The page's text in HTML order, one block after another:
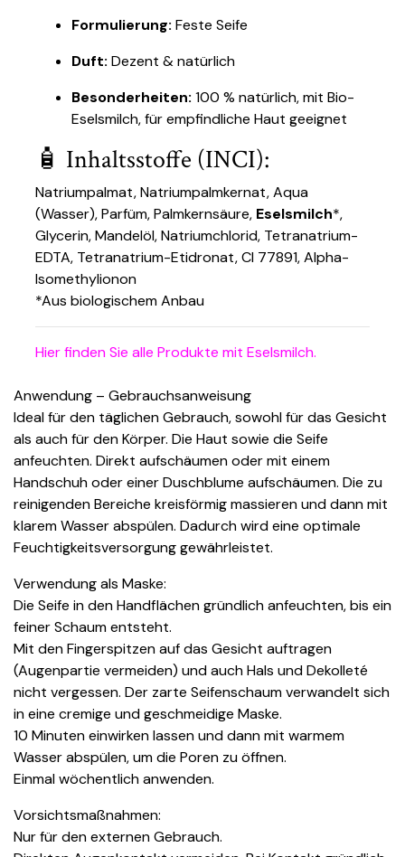
Formulierung: Feste Seife
Duft: Dezent & natürlich
Besonderheiten: 100 % natürlich, mit Bio-
Eselsmilch, für empfindliche Haut geeignet
🧴 Inhaltsstoffe (INCI):
Natriumpalmat, Natriumpalmkernat, Aqua
(Wasser), Parfüm, Palmkernsäure, Eselsmilch*,
Glycerin, Mandelöl, Natriumchlorid, Tetranatrium-
EDTA, Tetranatrium-Etidronat, CI 77891, Alpha-
Isomethylionon
*Aus biologischem Anbau
Hier finden Sie alle Produkte mit Eselsmilch.
Anwendung – Gebrauchsanweisung
Ideal für den täglichen Gebrauch, sowohl für das Gesicht
als auch für den Körper. Die Haut sowie die Seife
anfeuchten. Direkt aufschäumen oder mit einem
Handschuh oder einer Duschblume aufschäumen. Die zu
reinigenden Bereiche kreisförmig massieren und dann mit
klarem Wasser abspülen. Dadurch wird eine optimale
Feuchtigkeitsversorgung gewährleistet.
Verwendung als Maske:
Die Seife in den Handflächen gründlich anfeuchten, bis ein
feiner Schaum entsteht.
Mit den Fingerspitzen auf das Gesicht auftragen
(Augenpartie vermeiden) und auch Hals und Dekolleté
nicht vergessen. Der zarte Seifenschaum verwandelt sich
in eine cremige und geschmeidige Maske.
10 Minuten einwirken lassen und dann mit warmem
Wasser abspülen, um die Poren zu öffnen.
Einmal wöchentlich anwenden.
Vorsichtsmaßnahmen:
Nur für den externen Gebrauch.